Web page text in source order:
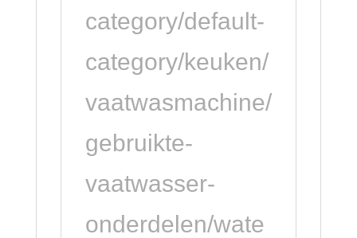
category/default-
category/keuken/
vaatwasmachine/
gebruikte-
vaatwasser-
onderdelen/wate